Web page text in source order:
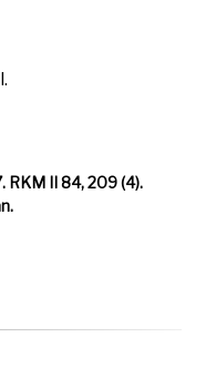
RKM II 84, 209 (4).